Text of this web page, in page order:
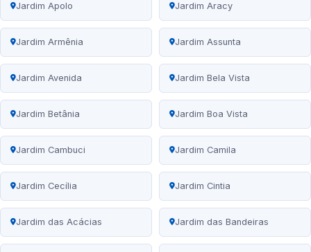
Jardim Apolo Jardim Aracy
Jardim Armênia Jardim Assunta
Jardim Avenida Jardim Bela Vista
Jardim Betânia Jardim Boa Vista
Jardim Cambuci Jardim Camila
Jardim Cecília Jardim Cintia
Jardim das Acácias Jardim das Bandeiras